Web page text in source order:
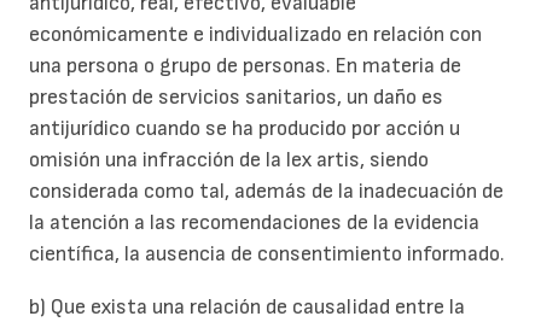
económicamente e individualizado en relación con
una persona o grupo de personas. En materia de
prestación de servicios sanitarios, un daño es
antijurídico cuando se ha producido por acción u
omisión una infracción de la lex artis, siendo
considerada como tal, además de la inadecuación de
la atención a las recomendaciones de la evidencia
científica, la ausencia de consentimiento informado.
b) Que exista una relación de causalidad entre la